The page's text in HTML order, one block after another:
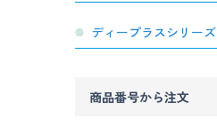
ディープラスシリーズ
商品番号から注文